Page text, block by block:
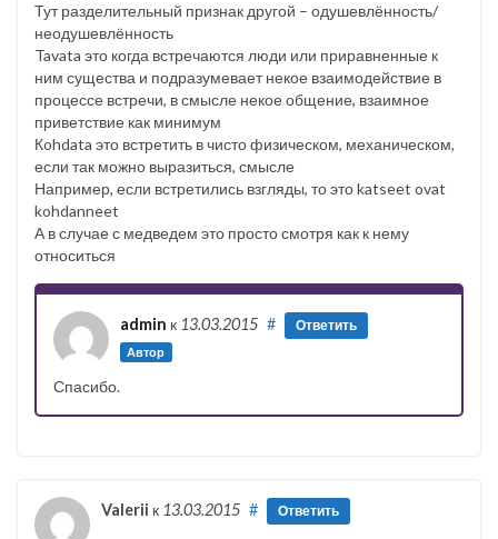
Тут разделительный признак другой – одушевлённость/
неодушевлённость
Tavata это когда встречаются люди или приравненные к
ним существа и подразумевает некое взаимодействие в
процессе встречи, в смысле некое общение, взаимное
приветствие как минимум
Кohdata это встретить в чисто физическом, механическом,
если так можно выразиться, смысле
Например, если встретились взгляды, то это katseet ovat
kohdanneet
А в случае с медведем это просто смотря как к нему
относиться
admin к 13.03.2015
Автор
# Ответить
Спасибо.
Valerii к 13.03.2015 # Ответить